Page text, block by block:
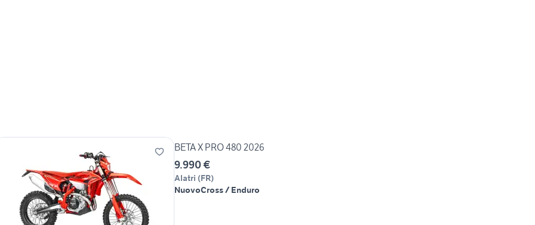
BETA X PRO 480 2026
9.990 €
Alatri (FR)
NuovoCross / Enduro